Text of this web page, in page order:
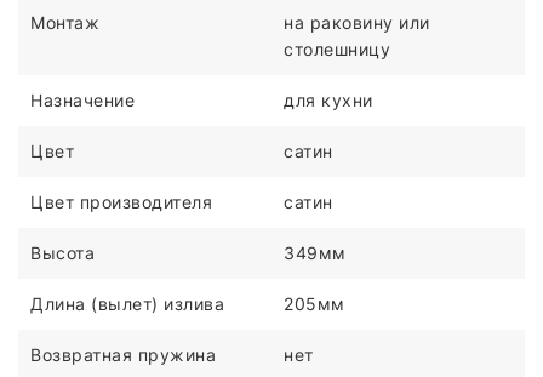
Монтаж
на раковину или
столешницу
Назначение для кухни
Цвет сатин
Цвет производителя сатин
Высота 349мм
Длина (вылет) излива 205мм
Возвратная пружина нет